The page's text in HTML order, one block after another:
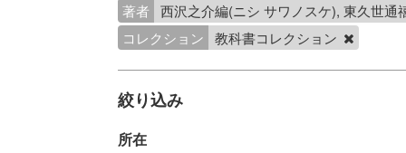
著者
西沢之介編(ニシ サワノスケ), 東久世
コレクション
教科書コレクション
絞り込み
所在